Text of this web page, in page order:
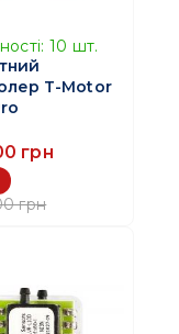
10 шт.
T-Motor
грн
грн